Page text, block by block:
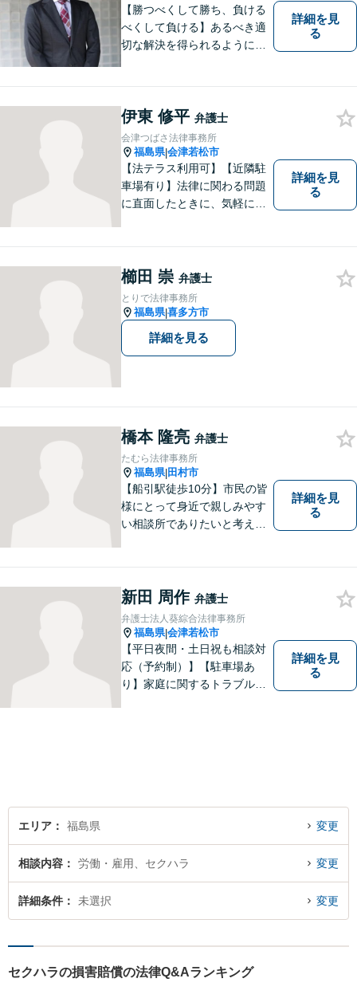
【勝つべくして勝ち、負ける
べくして負ける】あるべき適
切な解決を得られるように全
ます。
詳細を見
る
伊東 修平 弁護士
会津つばさ法律事務所
福島県|会津若松市
【法テラス利用可】【近隣駐
車場有り】法律に関わる問題
に直面したときに、気軽に相
なるようなことがありました
ら、お気軽にご相談くださ
い。
詳細を見
る
櫛田 崇 弁護士
とりで法律事務所
福島県|喜多方市
詳細を見る
橋本 隆亮 弁護士
たむら法律事務所
福島県|田村市
【船引駅徒歩10分】市民の皆
様にとって身近で親しみやす
い相談所でありたいと考えて
ださい。 https://tamura-law.bi
z/ （公式ホームページ）
詳細を見
る
新田 周作 弁護士
弁護士法人葵綜合法律事務所
福島県|会津若松市
【平日夜間・土日祝も相談対
応（予約制）】【駐車場あ
り】家庭に関するトラブルか
詳細を見
る
エリア 福島県 変更
相談内容 労働・雇用、セクハラ 変更
詳細条件 未選択 変更
セクハラの損害賠償の法律Q&Aランキング